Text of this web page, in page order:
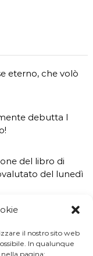
il nostro sito web
In qualunque
pagina:
eterno, che volò
debutta I
del libro di
del lunedì
gatto influencer
e non fidarti